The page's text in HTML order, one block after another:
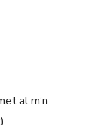
al m’n